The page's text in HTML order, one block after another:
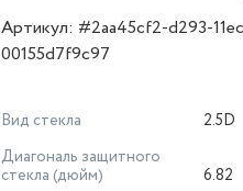
Артикул: #2aa45cf2-d293-
00155d7f9c97
Вид стекла
2.5D
Диагональ защитного
стекла (дюйм)
6.82